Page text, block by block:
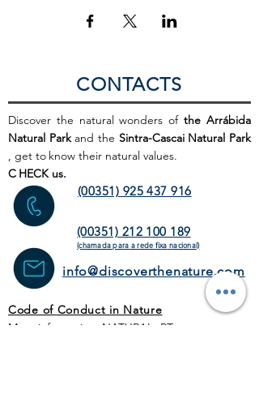
CONTACTS
Discover the natural wonders ofthe Arrábida
Natural Parkand the Sintra-Cascai Natural Park
, get to know their natural values.
C HECK us.
(00351) 925 437 916
(00351) 212 100 189
(chamada para a rede fixa nacional)
info@discoverthenature.com
Code of Conduct in Nature
More information:
NATURAL .PT